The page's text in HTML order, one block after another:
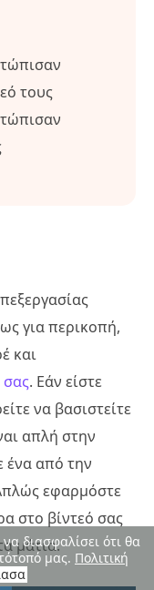
τους
για περικοπή,
και
σας. Εάν είστε
να βασιστείτε
απλή στην
ένα από την
εφαρμόστε
στο βίντεό σας
μάτια.
διασφαλίσει ότι θα
μας. Πολιτική